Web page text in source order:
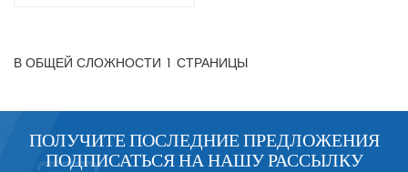
а также в качестве
В ОБЩЕЙ СЛОЖНОСТИ 1 СТРАНИЦЫ
ПОЛУЧИТЕ ПОСЛЕДНИЕ ПРЕДЛОЖЕНИЯ
ПОДПИСАТЬСЯ НА НАШУ РАССЫЛКУ